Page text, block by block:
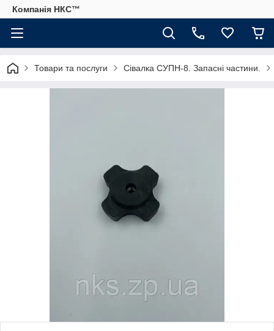
Компанія НКС™
Товари та послуги Сівалка СУПН-8. Запасні частини.